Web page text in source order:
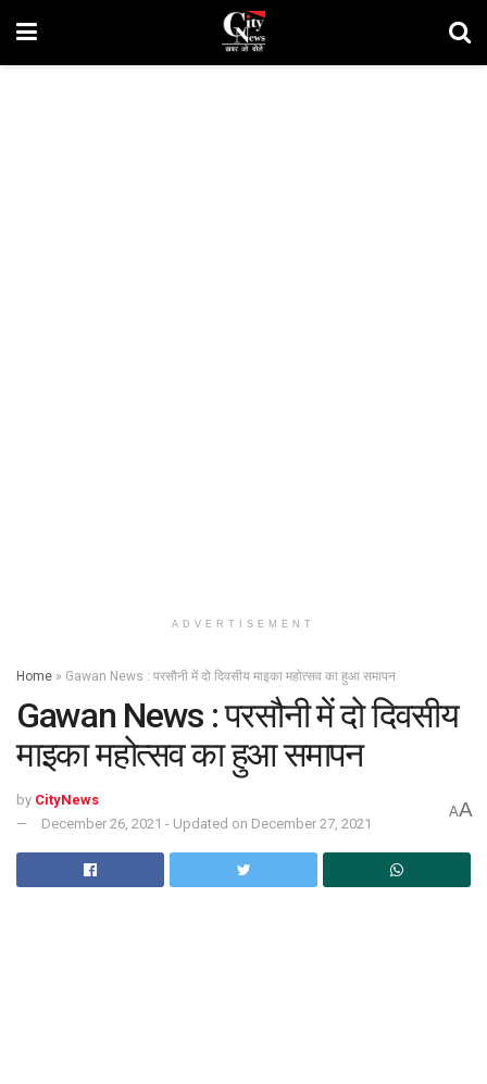
ADVERTISEMENT
Home » Gawan News : परसौनी में दो दिवसीय माइका महोत्सव का हुआ समापन
Gawan News : परसौनी में दो दिवसीय
माइका महोत्सव का हुआ समापन
by CityNews
December 26, 2021 - Updated on December 27, 2021
AA